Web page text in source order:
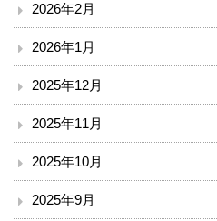
プライバシーポリシー
職員募集
施設
院内サービス施設
2026年2月
2026年1月
2025年12月
2025年11月
2025年10月
2025年9月